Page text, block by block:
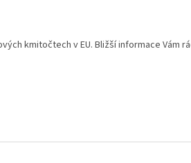
kmitočtech v EU. Bližší informace Vám